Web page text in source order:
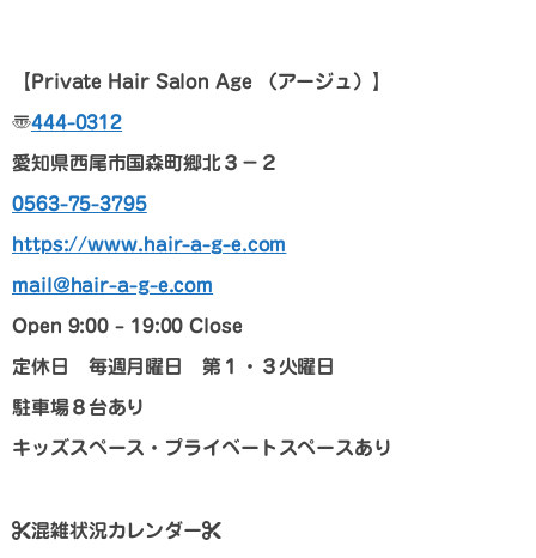
【Private Hair Salon Age （アージュ） 】
〠444-0312
愛知県西尾市国森町郷北３－２
0563-75-3795
https://www.hair-a-g-e.com
mail@hair-a-g-e.com
Open 9:00 – 19:00 Close
定休日 毎週月曜日 第１・３火曜日
駐車場８台あり
キッズスペース・プライベートスペースあり
混雑状況カレンダー